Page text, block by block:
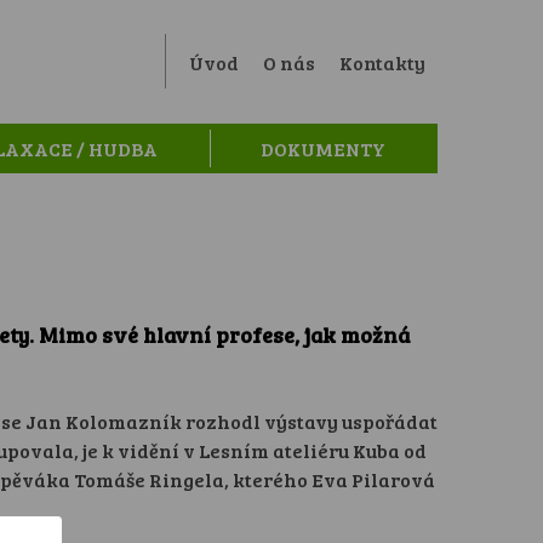
Úvod O nás Kontakty
/ HUDBA DOKUMENTY
Mimo své hlavní profese, jak možná
Jan Kolomazník rozhodl výstavy uspořádat
je k vidění v Lesním ateliéru Kuba od
Tomáše Ringela, kterého Eva Pilarová